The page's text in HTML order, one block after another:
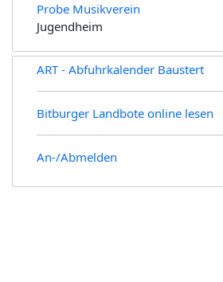
Probe Musikverein
Jugendheim
ART - Abfuhrkalender Baustert
Bitburger Landbote online lesen
An-/Abmelden